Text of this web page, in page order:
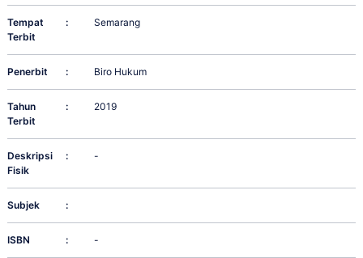
Tempat
Terbit
: Semarang
Penerbit : Biro Hukum
Tahun
Terbit
: 2019
Deskripsi
Fisik
: -
Subjek :
ISBN : -